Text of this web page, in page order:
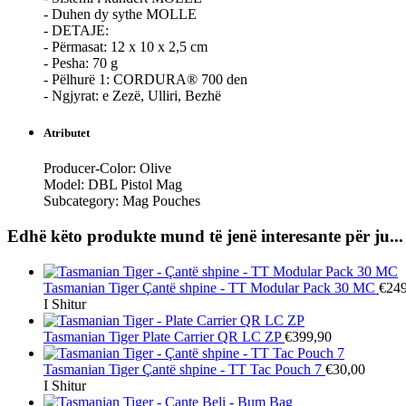
- Duhen dy sythe MOLLE
- DETAJE:
- Përmasat: 12 x 10 x 2,5 cm
- Pesha: 70 g
- Pëlhurë 1: CORDURA® 700 den
- Ngjyrat: e Zezë, Ulliri, Bezhë
Atributet
Producer-Color: Olive
Model: DBL Pistol Mag
Subcategory: Mag Pouches
Edhë këto produkte mund të jenë interesante për ju...
Tasmanian Tiger Çantë shpine - TT Modular Pack 30 MC
I Shitur
Tasmanian Tiger Plate Carrier QR LC ZP €399,90
Tasmanian Tiger Çantë shpine - TT Tac Pouch 7 €30,00
I Shitur